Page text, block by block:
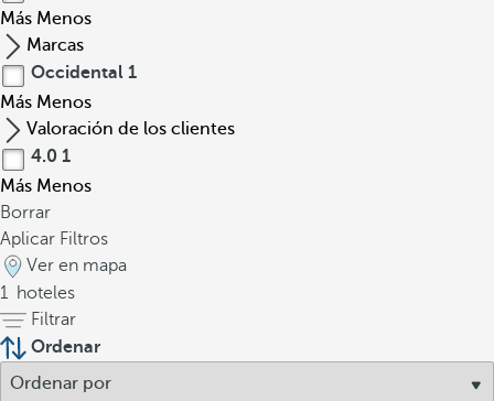
Más Menos
Marcas
Occidental 1
Más Menos
Valoración de los clientes
4.0 1
Más Menos
Borrar
Aplicar Filtros
Ver en mapa
1 hoteles
Filtrar
Ordenar